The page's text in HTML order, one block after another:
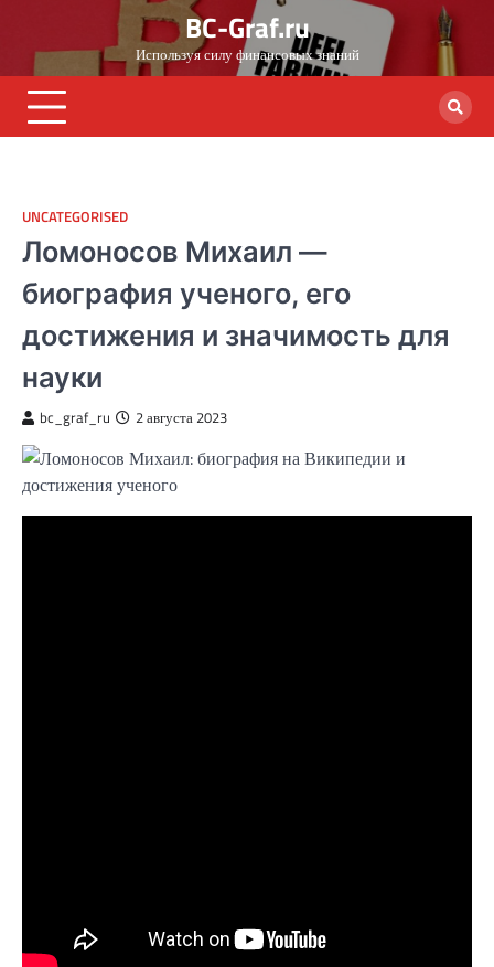
content
BC-Graf.ru
Используя силу финансовых знаний
UNCATEGORISED
Ломоносов Михаил —
биография ученого, его
достижения и значимость для
науки
bc_graf_ru 2 августа 2023